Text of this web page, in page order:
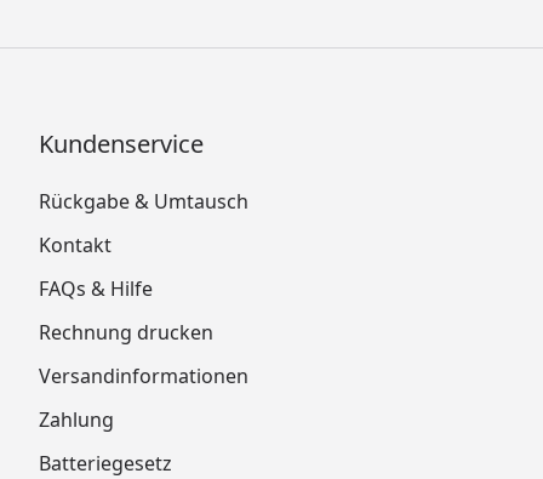
Kundenservice
Rückgabe & Umtausch
Kontakt
FAQs & Hilfe
Rechnung drucken
Versandinformationen
Zahlung
Batteriegesetz